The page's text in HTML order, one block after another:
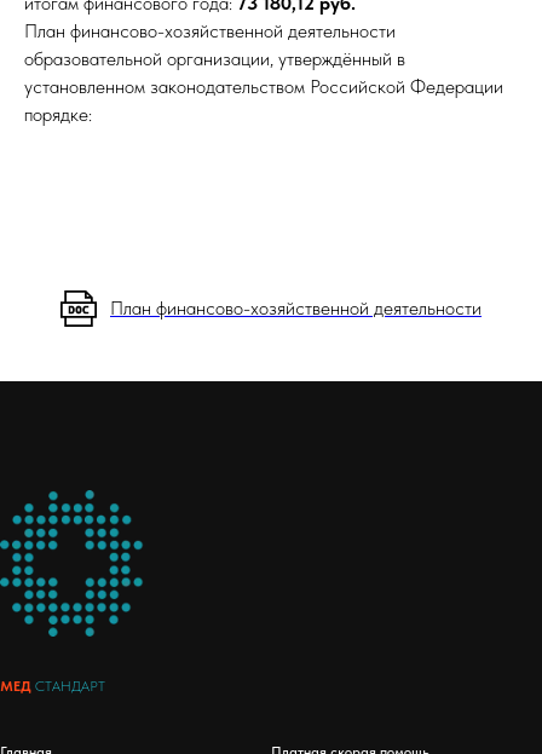
План финансово-хозяйственной деятельности
образовательной организации, утверждённый в
установленном законодательством Российской Федерации
порядке:
План финансово-хозяйственной деятельности
МЕД СТАНДАРТ